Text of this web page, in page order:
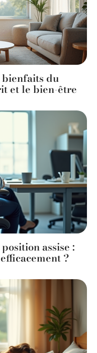
bienfaits du
et le bien-être
assise :
?